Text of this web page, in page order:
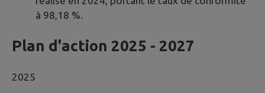
à 98,18 %.
Plan d'action 2025 - 2027
2025